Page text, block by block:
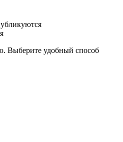
Выберите удобный способ